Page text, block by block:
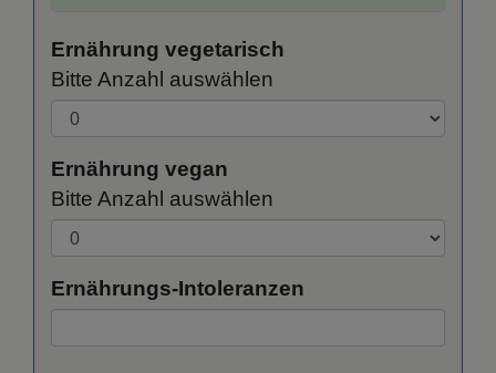
Ernährung vegetarisch
Bitte Anzahl auswählen
Ernährung vegan
Bitte Anzahl auswählen
Ernährungs-Intoleranzen